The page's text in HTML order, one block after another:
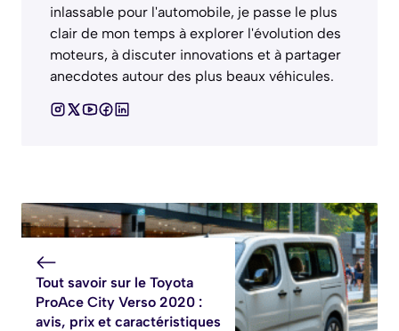
inlassable pour l'automobile, je passe le plus
clair de mon temps à explorer l'évolution des
moteurs, à discuter innovations et à partager
anecdotes autour des plus beaux véhicules.
Tout savoir sur le Toyota
ProAce City Verso 2020 :
avis, prix et caractéristiques